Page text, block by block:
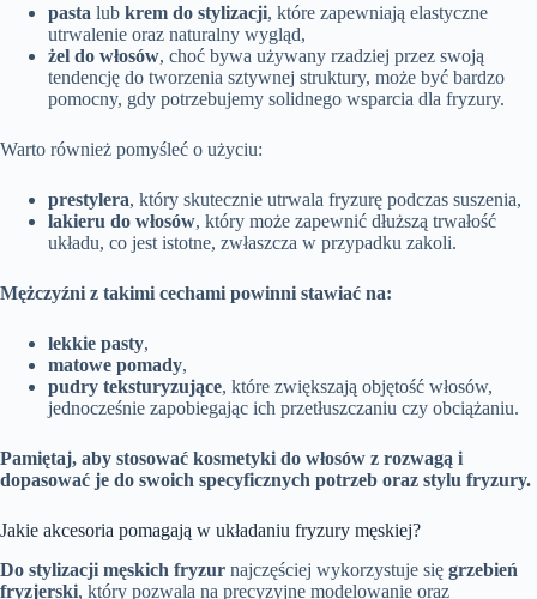
pasta lub krem do stylizacji, które zapewniają elastyczne
utrwalenie oraz naturalny wygląd,
żel do włosów, choć bywa używany rzadziej przez swoją
tendencję do tworzenia sztywnej struktury, może być bardzo
pomocny, gdy potrzebujemy solidnego wsparcia dla fryzury.
Warto również pomyśleć o użyciu:
prestylera, który skutecznie utrwala fryzurę podczas suszenia,
lakieru do włosów, który może zapewnić dłuższą trwałość
układu, co jest istotne, zwłaszcza w przypadku zakoli.
Mężczyźni z takimi cechami powinni stawiać na:
lekkie pasty,
matowe pomady,
pudry teksturyzujące, które zwiększają objętość włosów,
jednocześnie zapobiegając ich przetłuszczaniu czy obciążaniu.
Pamiętaj, aby stosować kosmetyki do włosów z rozwagą i
dopasować je do swoich specyficznych potrzeb oraz stylu fryzury.
Jakie akcesoria pomagają w układaniu fryzury męskiej?
Do stylizacji męskich fryzur najczęściej wykorzystuje się grzebień
fryzjerski, który pozwala na precyzyjne modelowanie oraz